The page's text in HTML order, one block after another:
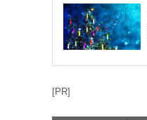
[PR]